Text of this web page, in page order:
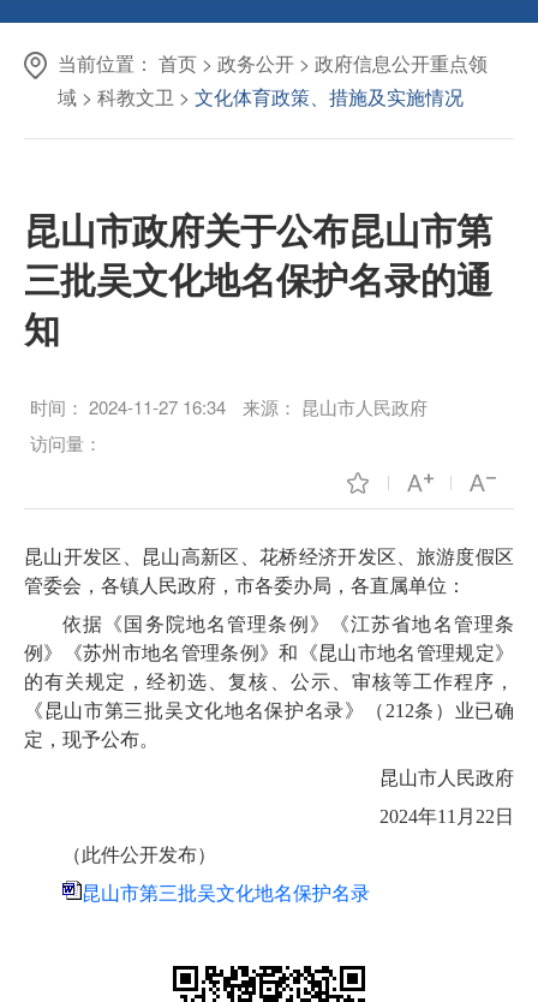
当前位置： 首页 > 政务公开 > 政府信息公开重点领
域 > 科教文卫 > 文化体育政策、措施及实施情况
昆山市政府关于公布昆山市第
三批吴文化地名保护名录的通
知
时间： 2024-11-27 16:34 来源： 昆山市人民政府
访问量：
昆山开发区、昆山高新区、花桥经济开发区、旅游度假区
管委会，各镇人民政府，市各委办局，各直属单位：
依据《国务院地名管理条例》《江苏省地名管理条
例》《苏州市地名管理条例》和《昆山市地名管理规定》
的有关规定，经初选、复核、公示、审核等工作程序，
《昆山市第三批吴文化地名保护名录》（212条）业已确
定，现予公布。
昆山市人民政府
2024年11月22日
（此件公开发布）
昆山市第三批吴文化地名保护名录